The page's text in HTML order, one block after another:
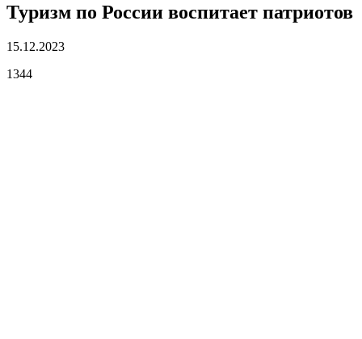
Туризм по России воспитает патриотов
15.12.2023
1344